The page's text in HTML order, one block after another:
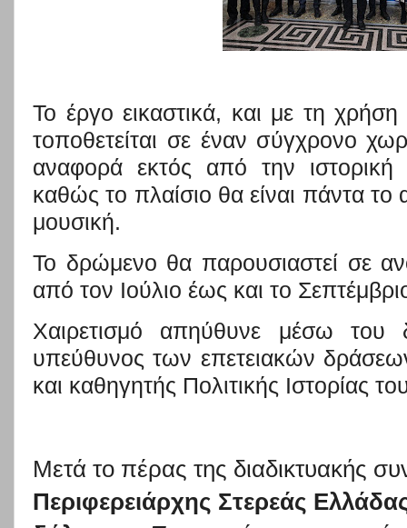
Το έργο εικαστικά, και με τη
τοποθετείται σε έναν σύγχρονο
αναφορά εκτός από την ιστορική
καθώς το πλαίσιο θα είναι πάντα το
μουσική.
Το δρώμενο θα παρουσιαστεί σε
από τον Ιούλιο έως και το
Χαιρετισμό απηύθυνε μέσω του
υπεύθυνος των επετειακών
και καθηγητής Πολιτικής Ιστορίας
Μετά το πέρας της διαδικτυακής
Περιφερειάρχης Στερεάς